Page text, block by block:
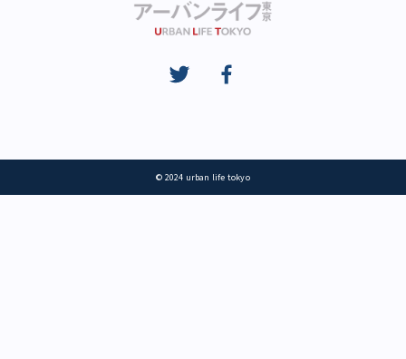
© 2024 urban life tokyo